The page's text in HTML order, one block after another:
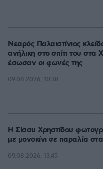
Νεαρός Παλαιστίνιος
ανήλικη στο σπίτι του στα
έσωσαν οι φωνές της
09.08.2026, 10:38
Η Σίσσυ Χρηστίδου
με μονοκίνι σε παραλία
09.08.2026, 13:45